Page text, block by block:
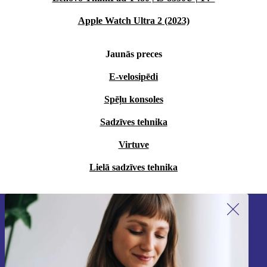
Apple Watch Ultra 2 (2023)
Jaunās preces
E-velosipēdi
Spēļu konsoles
Sadzīves tehnika
Virtuve
Lielā sadzīves tehnika
Piesakieties mūsu jaunumu
saņemšanai!
Nekad vairs nepalaidiet garām nevienu
piedāvājumu.